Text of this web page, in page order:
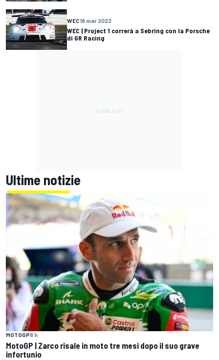
WEC16 mar 2022
WEC | Project 1 correrà a Sebring con la Porsche
di GR Racing
Ultime notizie
MOTOGP6 h
MotoGP | Zarco risale in moto tre mesi dopo il suo grave
infortunio